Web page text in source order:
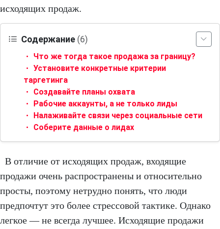
исходящих продаж.
Содержание (6)
Что же тогда такое продажа за границу?
Установите конкретные критерии
таргетинга
Создавайте планы охвата
Рабочие аккаунты, а не только лиды
Налаживайте связи через социальные сети
Соберите данные о лидах
В отличие от исходящих продаж, входящие
продажи очень распространены и относительно
просты, поэтому нетрудно понять, что люди
предпочтут это более стрессовой тактике. Однако
легкое — не всегда лучшее. Исходящие продажи